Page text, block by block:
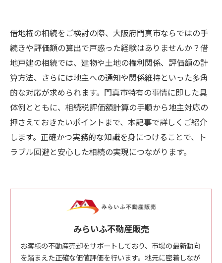
借地権の相続をご検討の際、大阪府門真市ならではの手
続きや評価額の算出で戸惑った経験はありませんか？借
地戸建の相続では、建物や土地の権利関係、評価額の計
算方法、さらには地主への通知や関係維持といった多角
的な対応が求められます。門真市特有の事情に即した具
体例とともに、相続税評価額計算の手順から地主対応の
押さえておきたいポイントまで、本記事で詳しくご紹介
します。正確かつ実務的な知識を身につけることで、ト
ラブル回避と安心した相続の実現につながります。
みらいふ不動産販売
お客様の不動産売却をサポートしており、市場の最新動向
を踏まえた正確な価値評価を行います。地元に密着しなが